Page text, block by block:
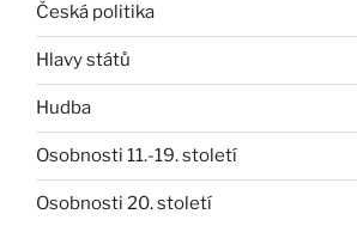
Česká politika
Hlavy států
Hudba
Osobnosti 11.-19. století
Osobnosti 20. století